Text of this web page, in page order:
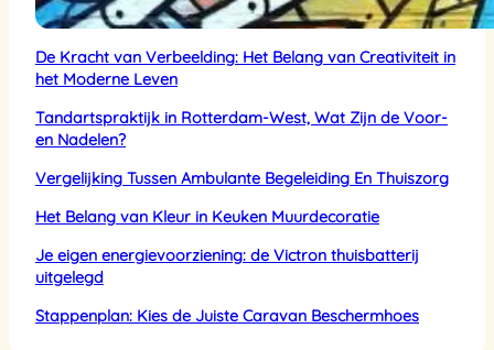
De Kracht van Verbeelding: Het Belang van Creativiteit in
het Moderne Leven
Tandartspraktijk in Rotterdam-West, Wat Zijn de Voor-
en Nadelen?
Vergelijking Tussen Ambulante Begeleiding En Thuiszorg
Het Belang van Kleur in Keuken Muurdecoratie
Je eigen energievoorziening: de Victron thuisbatterij
uitgelegd
Stappenplan: Kies de Juiste Caravan Beschermhoes